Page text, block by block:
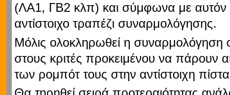
(ΛΑ1, ΓΒ2 κλπ) και σύμφωνα με αυτόν
αντίστοιχο τραπέζι συναρμολόγησης.
Μόλις ολοκληρωθεί η συναρμολόγηση
στους κριτές προκειμένου να πάρουν
των ρομπότ τους στην αντίστοιχη